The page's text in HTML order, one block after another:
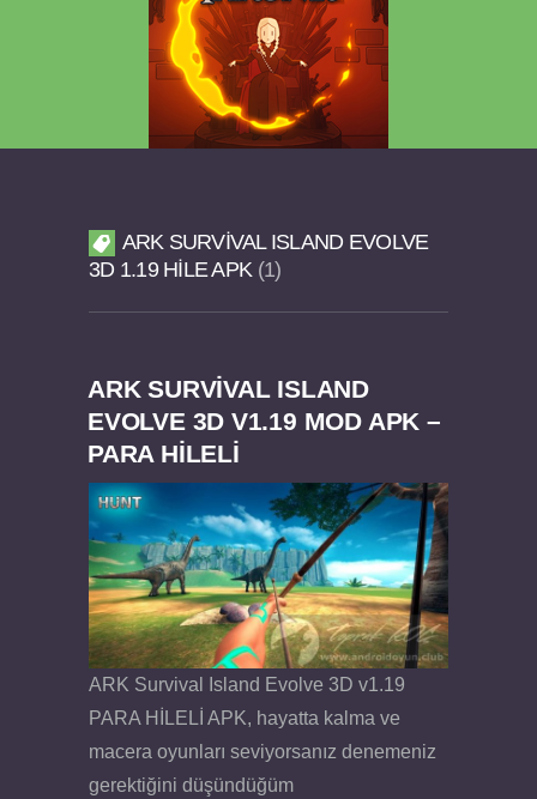
Dream Road Multiplayer v1.4.2 PARA HİLELİ
Felix the Reaper v1.25 FULL APK
ARK SURVIVAL ISLAND EVOLVE
3D 1.19 HILE APK 1
ARK SURVIVAL ISLAND
EVOLVE 3D V1.19 MOD APK –
PARA HİLELİ
ARK Survival Island Evolve 3D v1.19
PARA HİLELİ APK, hayatta kalma ve
macera oyunları seviyorsanız denemeniz
gerektiğini düşündüğüm